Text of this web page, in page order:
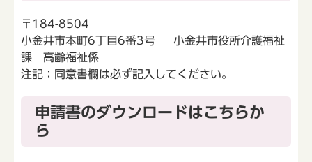
〒184-8504
小金井市本町6丁目6番3号 小金井市役所介護福祉
課 高齢福祉係
注記：同意書欄は必ず記入してください。
申請書のダウンロードはこちらか
ら